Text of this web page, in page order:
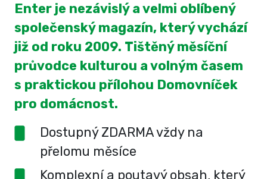
Enter je nezávislý a velmi oblíbený
společenský magazín, který vychází
již od roku 2009. Tištěný měsíční
průvodce kulturou a volným časem
s praktickou přílohou Domovníček
pro domácnost.
Dostupný ZDARMA vždy na
přelomu měsíce
Komplexní a poutavý obsah, který